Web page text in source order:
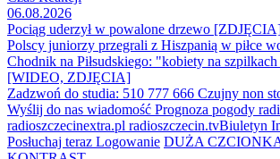
06.08.2026
Pociąg uderzył w powalone drzewo [ZDJĘCIA]
Polscy juniorzy przegrali z Hiszpanią w piłce
Chodnik na Piłsudskiego: "kobiety na
[WIDEO, ZDJĘCIA]
Zadzwoń do studia: 510 777 666 Czujny non
Wyślij do nas wiadomość Prognoza pogody
radioszczecinextra.pl radioszczecin.tvBiuletyn
Posłuchaj teraz Logowanie DUŻA